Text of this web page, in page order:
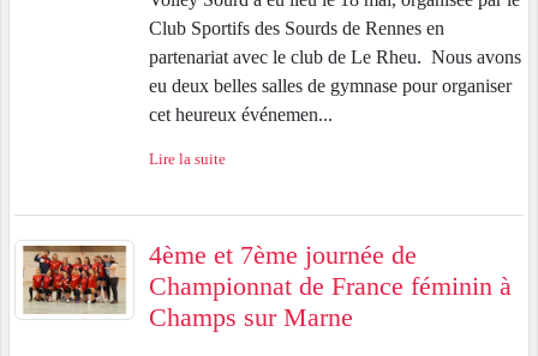
Club Sportifs des Sourds de Rennes en
partenariat avec le club de Le Rheu. Nous avons
eu deux belles salles de gymnase pour organiser
cet heureux événemen...
Lire la suite
4ème et 7ème journée de
Championnat de France féminin à
Champs sur Marne